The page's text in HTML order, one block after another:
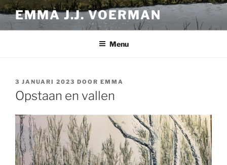
Ga
naar
de
EMMA J.J. VOERMAN
Menu
GEPLAATST
OP
3 JANUARI 2023 DOOR EMMA
Opstaan en vallen